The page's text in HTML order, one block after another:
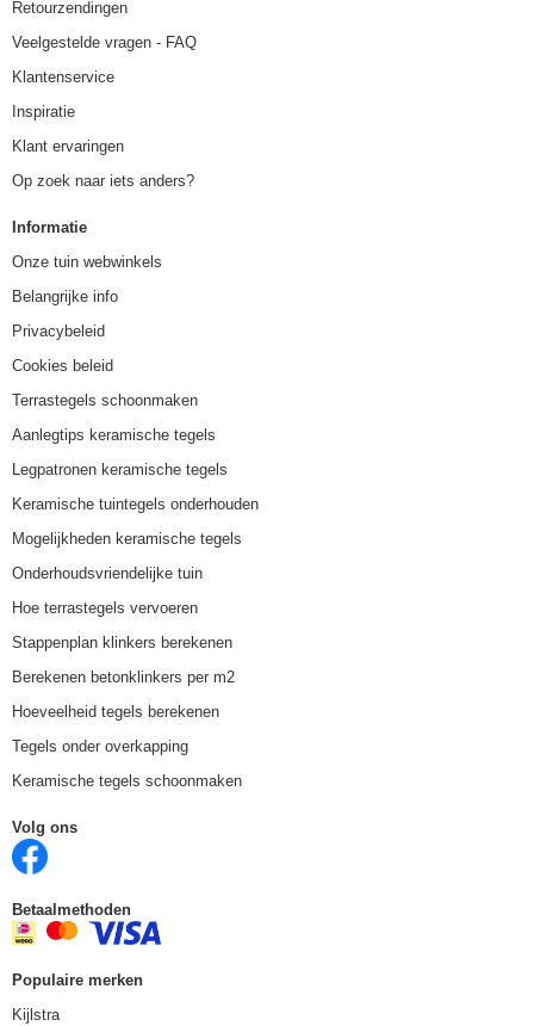
Retourzendingen
Veelgestelde vragen - FAQ
Klantenservice
Inspiratie
Klant ervaringen
Op zoek naar iets anders?
Informatie
Onze tuin webwinkels
Belangrijke info
Privacybeleid
Cookies beleid
Terrastegels schoonmaken
Aanlegtips keramische tegels
Legpatronen keramische tegels
Keramische tuintegels onderhouden
Mogelijkheden keramische tegels
Onderhoudsvriendelijke tuin
Hoe terrastegels vervoeren
Stappenplan klinkers berekenen
Berekenen betonklinkers per m2
Hoeveelheid tegels berekenen
Tegels onder overkapping
Keramische tegels schoonmaken
Volg ons
Betaalmethoden
Populaire merken
Kijlstra